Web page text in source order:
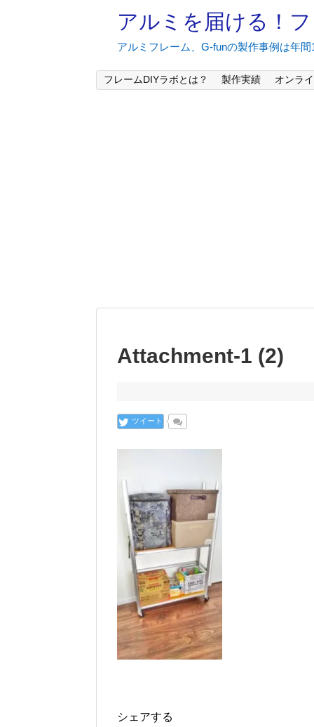
アルミを届ける！
アルミフレーム、G-funの製作事例は年
フレームDIYラボとは？ 製作実績 オンラ
Attachment-1 (2)
ツイート
シェアする